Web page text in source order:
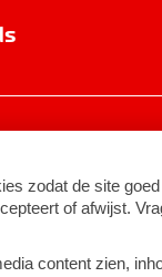
2026BNNVARA